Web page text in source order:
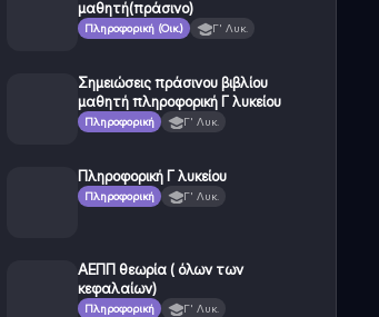
μαθητή(πράσινο)
Πληροφορική (Οικ.) Γ' Λυκ.
Σημειώσεις πράσινου βιβλίου
μαθητή πληροφορική Γ λυκείου
Πληροφορική Γ' Λυκ.
Πληροφορική Γ λυκείου
Πληροφορική Γ' Λυκ.
ΑΕΠΠ θεωρία ( όλων των
κεφαλαίων)
Πληροφορική Γ' Λυκ.